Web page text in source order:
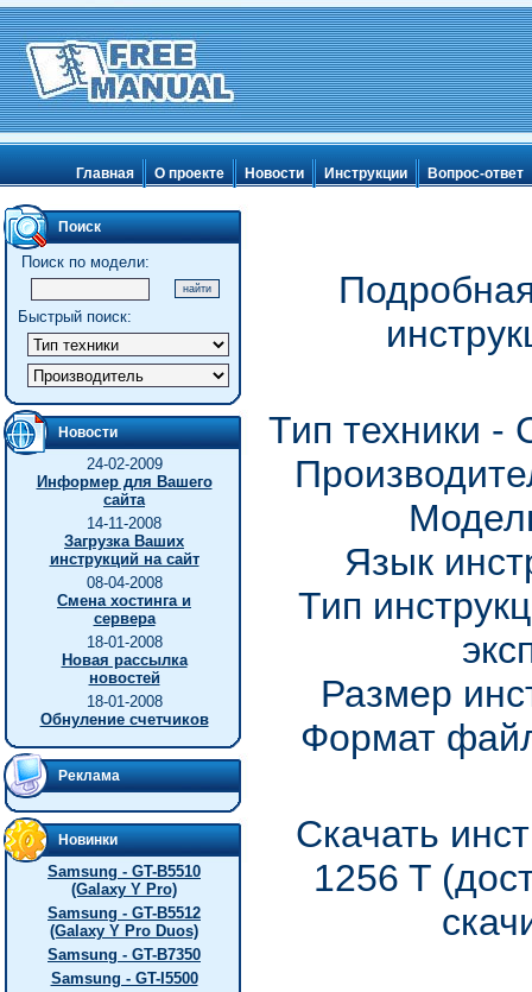
Главная О проекте Новости Инструкции Вопрос-ответ
Поиск
Поиск по модели:
Быстрый поиск:
Новости
24-02-2009
Информер для Вашего
сайта
14-11-2008
Загрузка Ваших
инструкций на сайт
08-04-2008
Смена хостинга и
сервера
18-01-2008
Новая рассылка
новостей
18-01-2008
Обнуление счетчиков
Реклама
Новинки
Samsung - GT-B5510
(Galaxy Y Pro)
Samsung - GT-B5512
(Galaxy Y Pro Duos)
Samsung - GT-B7350
Samsung - GT-I5500
Тип техники
Язык
Тип
Размер
Формат
Скачать
1256 T